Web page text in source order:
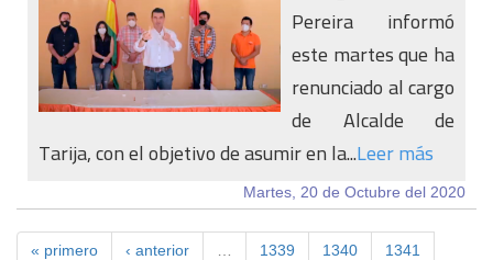
Pereira informó
este martes que ha
renunciado al cargo
de Alcalde de
Tarija, con el objetivo de asumir en la...Leer más
Martes, 20 de Octubre del 2020
« primero ‹ anterior 1339 1340 1341